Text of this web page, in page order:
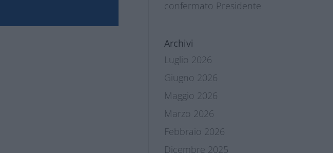
confermato Presidente
Archivi
Luglio 2026
Giugno 2026
Maggio 2026
Marzo 2026
Febbraio 2026
Dicembre 2025